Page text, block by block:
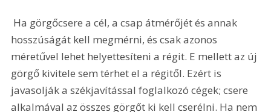
hosszúságát kell megmérni, és csak azonos
méretűvel lehet helyettesíteni a régit. E mellett az új
görgő kivitele sem térhet el a régitől. Ezért is
javasolják a székjavítással foglalkozó cégek; csere
alkalmával az összes görgőt ki kell cserélni. Ha nem